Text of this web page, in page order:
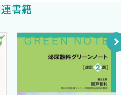
群での薬の使い方
膀胱での薬の使い方
方
連書籍